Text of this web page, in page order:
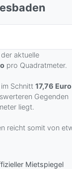
aktuelle
pro Quadratmeter.
Schnitt 17,76 Euro
Gegenden
liegt.
reicht somit von
Mietspiegel